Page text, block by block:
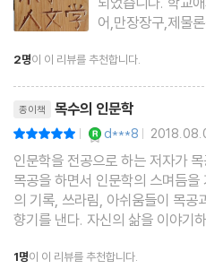
어,만장장구,제물
가구를 만들떄 이
라웠고 진로에 대
심히 달려가는중 입
2명이 이 리뷰를 추천합니다.
종이책 목수의 인문학
| d***8 |
인문학을 전공으로 하는 저자가
목공을 하면서 인문학의 스며듬
의 기록, 쓰라림, 아쉬움들이 목공
향기를 낸다. 자신의 삶을 이야기
다도 거부감없이 다가오며, 오히
그러지 않았는가?라고 자문하게 된
1명이 이 리뷰를 추천합니다.